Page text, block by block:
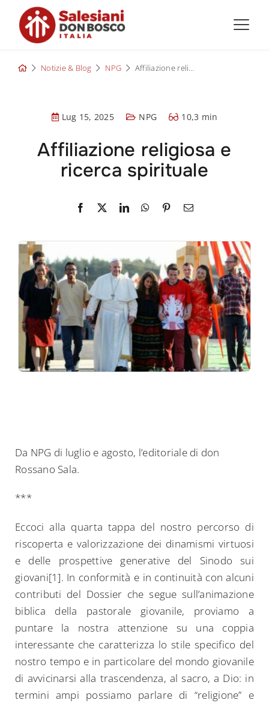
content
Notizie & Blog NPG Affiliazione religiosa e ricerca spirituale
Lug 15, 2025 NPG 10,3 min
Affiliazione religiosa e
ricerca spirituale
Da NPG di luglio e agosto, l’editoriale di don
Rossano Sala.
***
Eccoci alla quarta tappa del nostro percorso di
riscoperta e valorizzazione dei dinamismi virtuosi
e delle prospettive generative del Sinodo sui
giovani[1]. In conformità e in continuità con alcuni
contributi del Dossier che segue sull’animazione
biblica della pastorale giovanile, proviamo a
puntare la nostra attenzione su una coppia
interessante che caratterizza lo stile specifico del
nostro tempo e in particolare del mondo giovanile
di avvicinarsi alla trascendenza, al sacro, a Dio: in
termini ampi possiamo parlare di “religione” e